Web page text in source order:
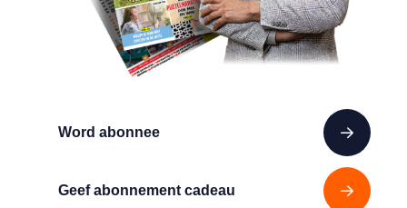
Word abonnee
Geef abonnement cadeau